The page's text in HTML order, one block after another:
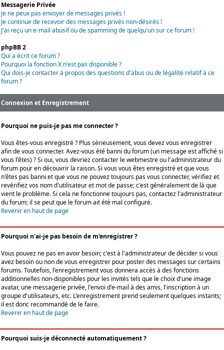
Messagerie Privée
Je ne peux pas envoyer de messages privés !
Je continue de recevoir des messages privés non-désirés !
J'ai reçu un e-mail abusif ou de spamming de quelqu'un sur ce forum !
phpBB 2
Qui a écrit ce forum ?
Pourquoi la fonction X n'est pas disponible ?
Qui dois-je contacter à propos des questions d'abus ou de légalité relatif à ce
forum ?
Connexion et Enregistrement
Pourquoi ne puis-je pas me connecter ?
Vous êtes-vous enregistré ? Plus sérieusement, vous devez vous enregistrer
afin de vous connecter. Avez-vous été banni du forum (un message est affiché si
vous l'êtes) ? Si oui, vous devriez contacter le webmestre ou l'administrateur du
forum pour en découvrir la raison. Si vous vous êtes enregistré et que vous
n'êtes pas banni et que vous ne pouvez toujours pas vous connecter, vérifiez et
revérifiez vos nom d'utilisateur et mot de passe; c'est généralement de là que
vient le problème. Si cela ne fonctionne toujours pas, contactez l'administrateur
du forum; il se peut que le forum ait été mal configuré.
Revenir en haut de page
Pourquoi n'ai-je pas besoin de m'enregistrer ?
Vous pouvez ne pas en avoir besoin; c'est à l'administrateur de décider si vous
avez besoin ou non de vous enregistrer pour poster des messages sur certains
forums. Toutefois, l'enregistrement vous donnera accès à des fonctions
additionnelles non-disponibles pour les invités tels que le choix d'une image
avatar, une messagerie privée, l'envoi d'e-mail à des amis, l'inscription à un
groupe d'utilisateurs, etc. L'enregistrement prend seulement quelques instants;
il est donc recommandé de le faire.
Revenir en haut de page
Pourquoi suis-je déconnecté automatiquement ?